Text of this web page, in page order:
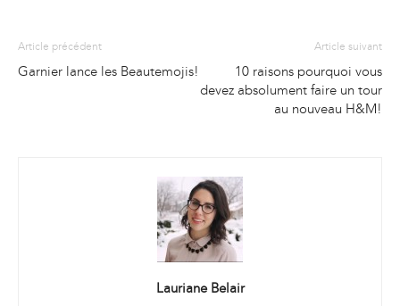
Article précédent
Garnier lance les Beautemojis!
Article suivant
10 raisons pourquoi vous
devez absolument faire un tour
au nouveau H&M!
Lauriane Belair